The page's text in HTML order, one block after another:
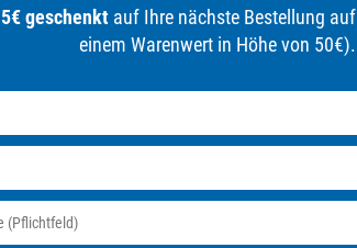
5€ geschenkt auf Ihre nächste Bestellung auf
einem Warenwert in Höhe von 50€).